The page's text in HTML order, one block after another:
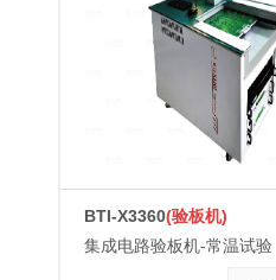
BTI-X3360(验板机)
集成电路验板机-常温试验